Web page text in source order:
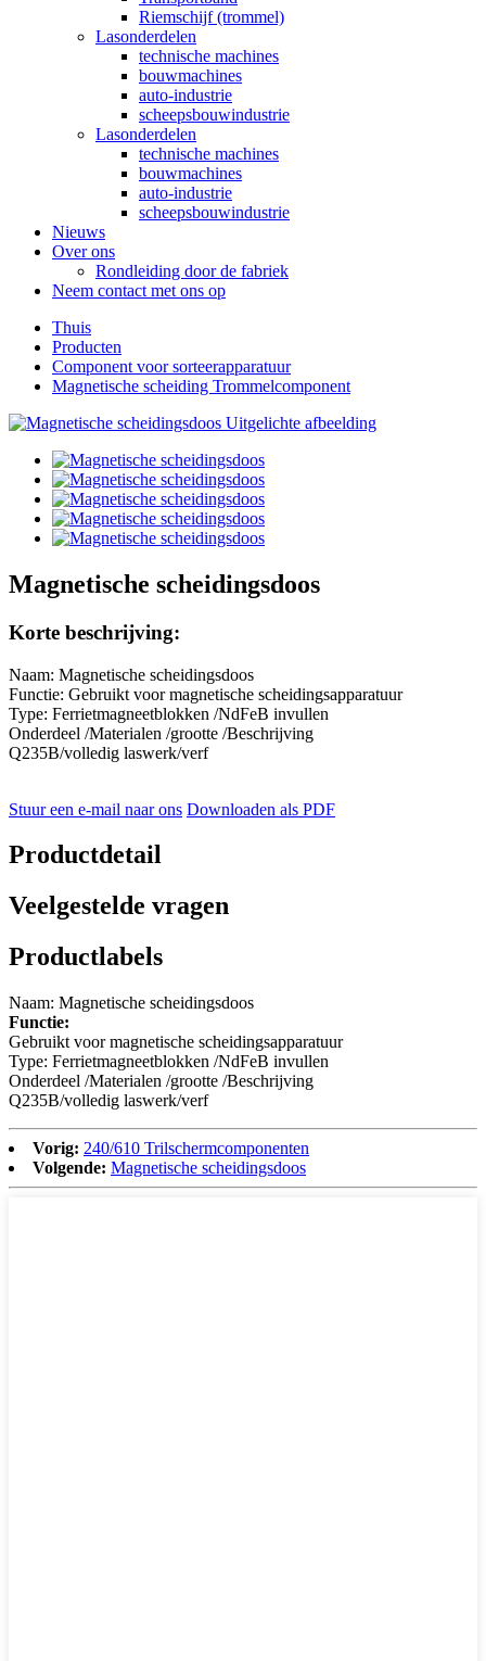
Riemschijf (trommel)
Lasonderdelen
technische machines
bouwmachines
auto-industrie
scheepsbouwindustrie
Lasonderdelen
technische machines
bouwmachines
auto-industrie
scheepsbouwindustrie
Nieuws
Over ons
Rondleiding door de fabriek
Neem contact met ons op
Thuis
Producten
Component voor sorteerapparatuur
Magnetische scheiding Trommelcomponent
Magnetische scheidingsdoos
Korte beschrijving:
Naam: Magnetische scheidingsdoos
Functie: Gebruikt voor magnetische scheidingsapparatuur
Type: Ferrietmagneetblokken /NdFeB invullen
Onderdeel /Materialen /grootte /Beschrijving
Q235B/volledig laswerk/verf
Stuur een e-mail naar ons Downloaden als PDF
Productdetail
Veelgestelde vragen
Productlabels
Naam: Magnetische scheidingsdoos
Functie:
Gebruikt voor magnetische scheidingsapparatuur
Type: Ferrietmagneetblokken /NdFeB invullen
Onderdeel /Materialen /grootte /Beschrijving
Q235B/volledig laswerk/verf
Vorig: 240/610 Trilschermcomponenten
Volgende: Magnetische scheidingsdoos